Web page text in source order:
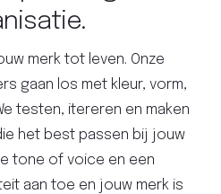
merk tot leven. Onze
gaan los met kleur, vorm,
testen, itereren en maken
het best passen bij jouw
tone of voice en een
aan toe en jouw merk is